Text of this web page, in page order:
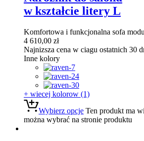
w kształcie litery L
Komfortowa i funkcjonalna sofa
4 610,00 zł
Najnizsza cena w ciagu ostatnich 30
Inne kolory
+ wiecej kolorow (1)
Wybierz opcje Ten produkt ma
można wybrać na stronie produktu